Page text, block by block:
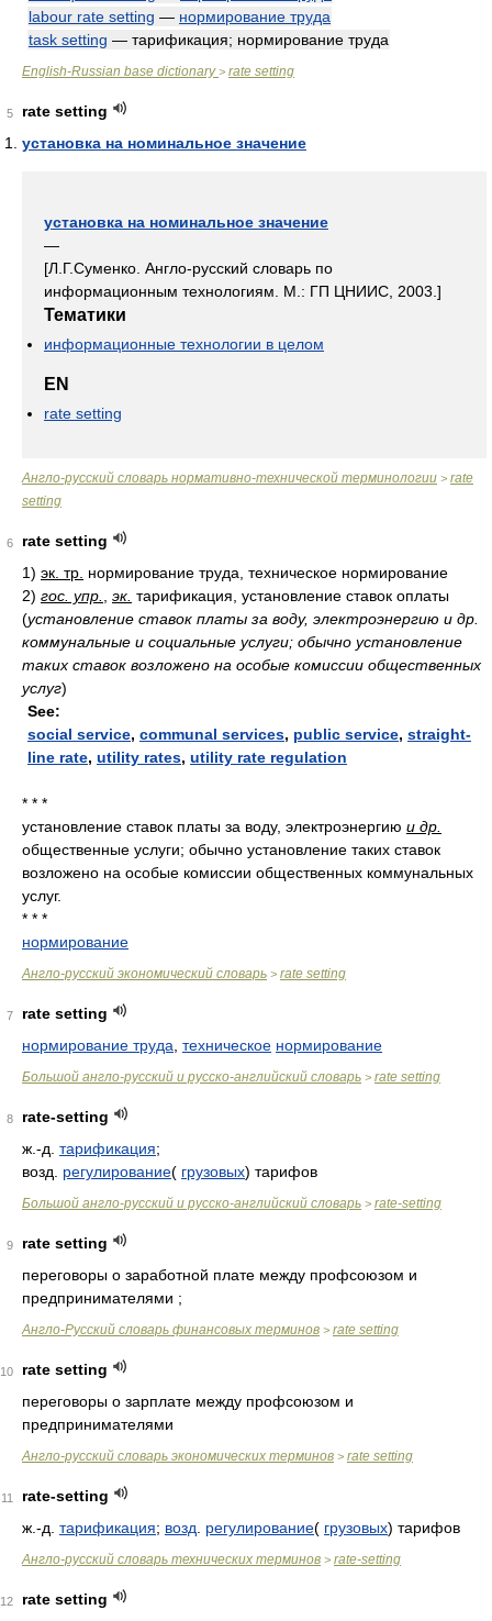
labour rate setting — нормирование труда
task setting — тарификация; нормирование труда
English-Russian base dictionary> rate setting
5
rate setting
установка на номинальное значение
установка на номинальное значение
—
[Л.Г.Суменко. Англо-русский словарь по
информационным технологиям. М.: ГП ЦНИИС, 2003.]
Тематики
информационные технологии в целом
EN
rate setting
Англо-русский словарь нормативно-технической терминологии > rate
setting
6
rate setting
1) эк. тр. нормирование труда, техническое нормирование
2) гос. упр. эк. тарификация, установление ставок оплаты
(установление ставок платы за воду, электроэнергию и др.
коммунальные и социальные услуги; обычно установление
таких ставок возложено на особые комиссии общественных
услуг)
See:
social service, communal services, public service, straight-
line rate, utility rates, utility rate regulation
* * *
установление ставок платы за воду, электроэнергию и др.
общественные услуги; обычно установление таких ставок
возложено на особые комиссии общественных коммунальных
услуг.
* * *
нормирование
Англо-русский экономический словарь > rate setting
7
rate setting
нормирование труда техническое нормирование
Большой англо-русский и русско-английский словарь > rate setting
8
rate-setting
ж.-д. тарификация;
возд. регулирование( грузовых) тарифов
Большой англо-русский и русско-английский словарь > rate-setting
9
rate setting
переговоры о заработной плате между профсоюзом и
предпринимателями ;
Англо-Русский словарь финансовых терминов > rate setting
10
rate setting
переговоры о зарплате между профсоюзом и
предпринимателями
Англо-русский словарь экономических терминов > rate setting
11
rate-setting
ж.-д. тарификация; возд регулирование( грузовых) тарифов
Англо-русский словарь технических терминов > rate-setting
12 rate setting